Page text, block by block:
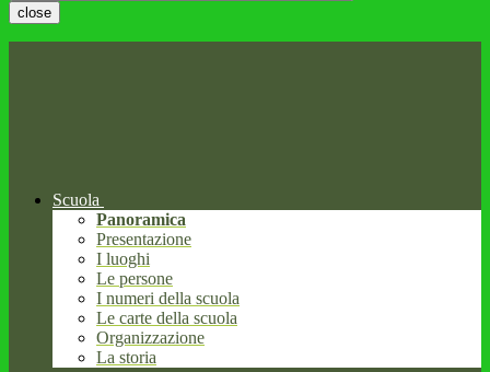
close
Scuola
Panoramica
Presentazione
I luoghi
Le persone
I numeri della scuola
Le carte della scuola
Organizzazione
La storia